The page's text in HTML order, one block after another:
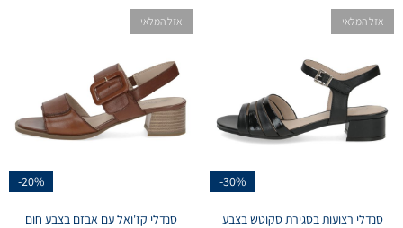
-30%
אזל המלאי
סנדלי רצועות בסגירת סקוטש בצבע
-20%
אזל המלאי
סנדלי קז'ואל עם אבזם בצבע חום